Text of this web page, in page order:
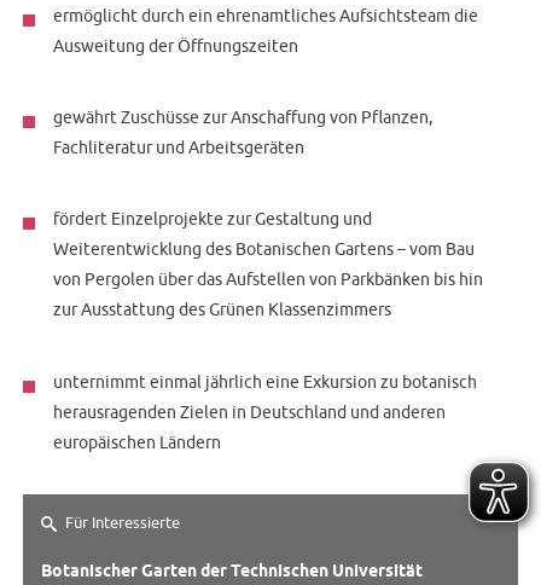
ermöglicht durch ein ehrenamtliches Aufsichtsteam die
Ausweitung der Öffnungszeiten
gewährt Zuschüsse zur Anschaffung von Pflanzen,
Fachliteratur und Arbeitsgeräten
fördert Einzelprojekte zur Gestaltung und
Weiterentwicklung des Botanischen Gartens – vom Bau
von Pergolen über das Aufstellen von Parkbänken bis hin
zur Ausstattung des Grünen Klassenzimmers
unternimmt einmal jährlich eine Exkursion zu botanisch
herausragenden Zielen in Deutschland und anderen
europäischen Ländern
Für Interessierte
Botanischer Garten der Technischen Universität